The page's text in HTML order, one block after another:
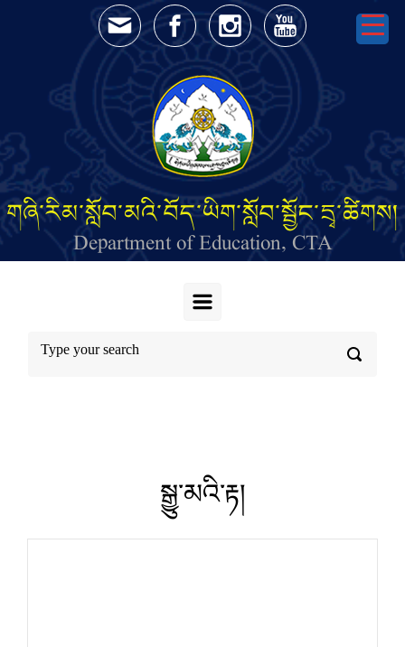
Skip to main content
གཞི་རིམ་སློབ་མའི་བོད་ཡིག་སློབ་སྦྱོང་དྲྭ་ཚིགས།
Department of Education, CTA
སྒྱུ་མའི་རྟ།